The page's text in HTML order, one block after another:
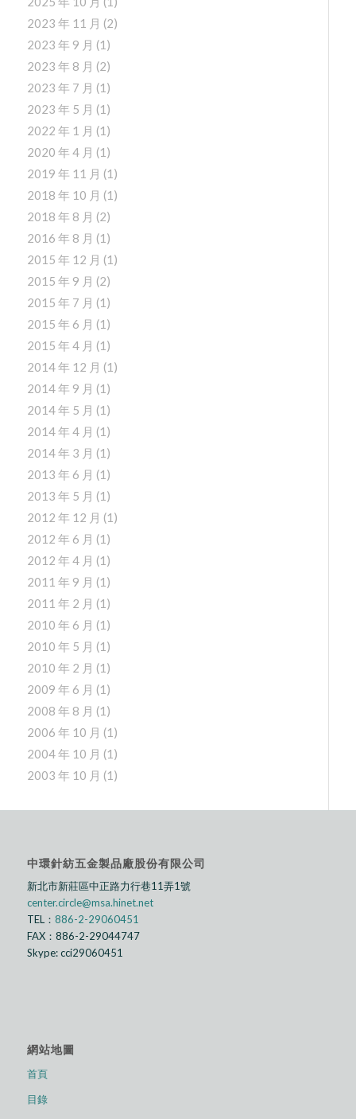
2023 年 11 月 (2)
2023 年 9 月 (1)
2023 年 8 月 (2)
2023 年 7 月 (1)
2023 年 5 月 (1)
2022 年 1 月 (1)
2020 年 4 月 (1)
2019 年 11 月 (1)
2018 年 10 月 (1)
2018 年 8 月 (2)
2016 年 8 月 (1)
2015 年 12 月 (1)
2015 年 9 月 (2)
2015 年 7 月 (1)
2015 年 6 月 (1)
2015 年 4 月 (1)
2014 年 12 月 (1)
2014 年 9 月 (1)
2014 年 5 月 (1)
2014 年 4 月 (1)
2014 年 3 月 (1)
2013 年 6 月 (1)
2013 年 5 月 (1)
2012 年 12 月 (1)
2012 年 6 月 (1)
2012 年 4 月 (1)
2011 年 9 月 (1)
2011 年 2 月 (1)
2010 年 6 月 (1)
2010 年 5 月 (1)
2010 年 2 月 (1)
2009 年 6 月 (1)
2008 年 8 月 (1)
2006 年 10 月 (1)
2004 年 10 月 (1)
2003 年 10 月 (1)
中環針紡五金製品廠股份有限公司
新北市新莊區中正路⼒行巷11弄1號
center.circle@msa.hinet.net
TEL： 886-2-29060451
FAX：886-2-29044747
Skype: cci29060451
網站地圖
首頁
目錄